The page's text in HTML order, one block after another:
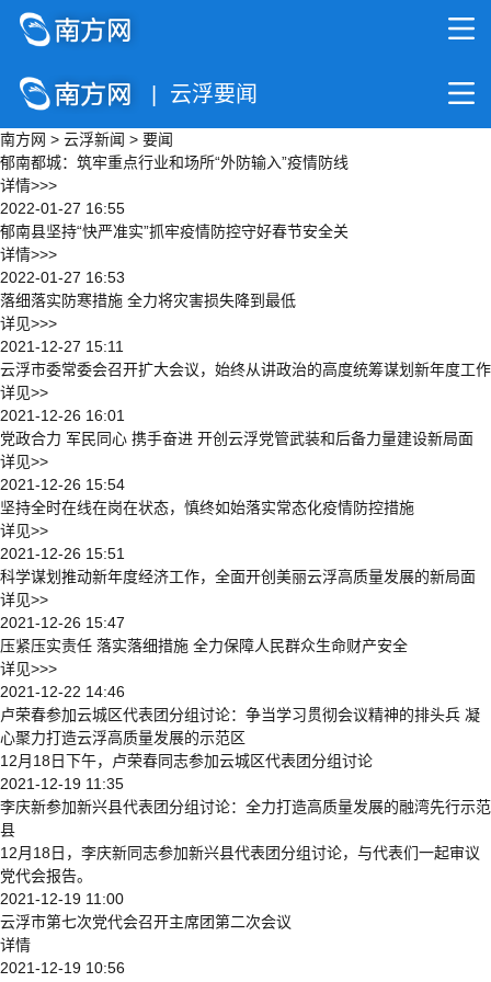
| 云浮要闻
南方网 > 云浮新闻 > 要闻
郁南都城：筑牢重点行业和场所“外防输入”疫情防线
详情>>>
2022-01-27 16:55
郁南县坚持“快严准实”抓牢疫情防控守好春节安全关
详情>>>
2022-01-27 16:53
落细落实防寒措施 全力将灾害损失降到最低
详见>>>
2021-12-27 15:11
云浮市委常委会召开扩大会议，始终从讲政治的高度统筹谋划新年度工作
详见>>
2021-12-26 16:01
党政合力 军民同心 携手奋进 开创云浮党管武装和后备力量建设新局面
详见>>
2021-12-26 15:54
坚持全时在线在岗在状态，慎终如始落实常态化疫情防控措施
详见>>
2021-12-26 15:51
科学谋划推动新年度经济工作，全面开创美丽云浮高质量发展的新局面
详见>>
2021-12-26 15:47
压紧压实责任 落实落细措施 全力保障人民群众生命财产安全
详见>>>
2021-12-22 14:46
卢荣春参加云城区代表团分组讨论：争当学习贯彻会议精神的排头兵 凝
心聚力打造云浮高质量发展的示范区
12月18日下午，卢荣春同志参加云城区代表团分组讨论
2021-12-19 11:35
李庆新参加新兴县代表团分组讨论：全力打造高质量发展的融湾先行示范
县
12月18日，李庆新同志参加新兴县代表团分组讨论，与代表们一起审议
党代会报告。
2021-12-19 11:00
云浮市第七次党代会召开主席团第二次会议
详情
2021-12-19 10:56